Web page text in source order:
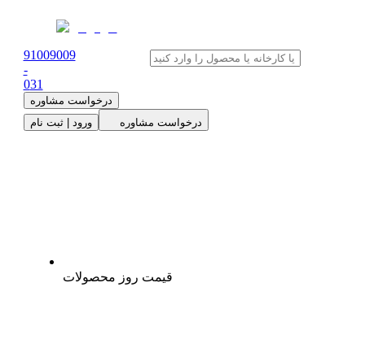
91009009
-
031
درخواست مشاوره
ورود | ثبت نام
درخواست مشاوره
قیمت روز محصولات